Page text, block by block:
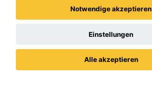
Opel Crossland (X)
Notwendige akzeptieren
Einstellungen
Alle akzeptieren